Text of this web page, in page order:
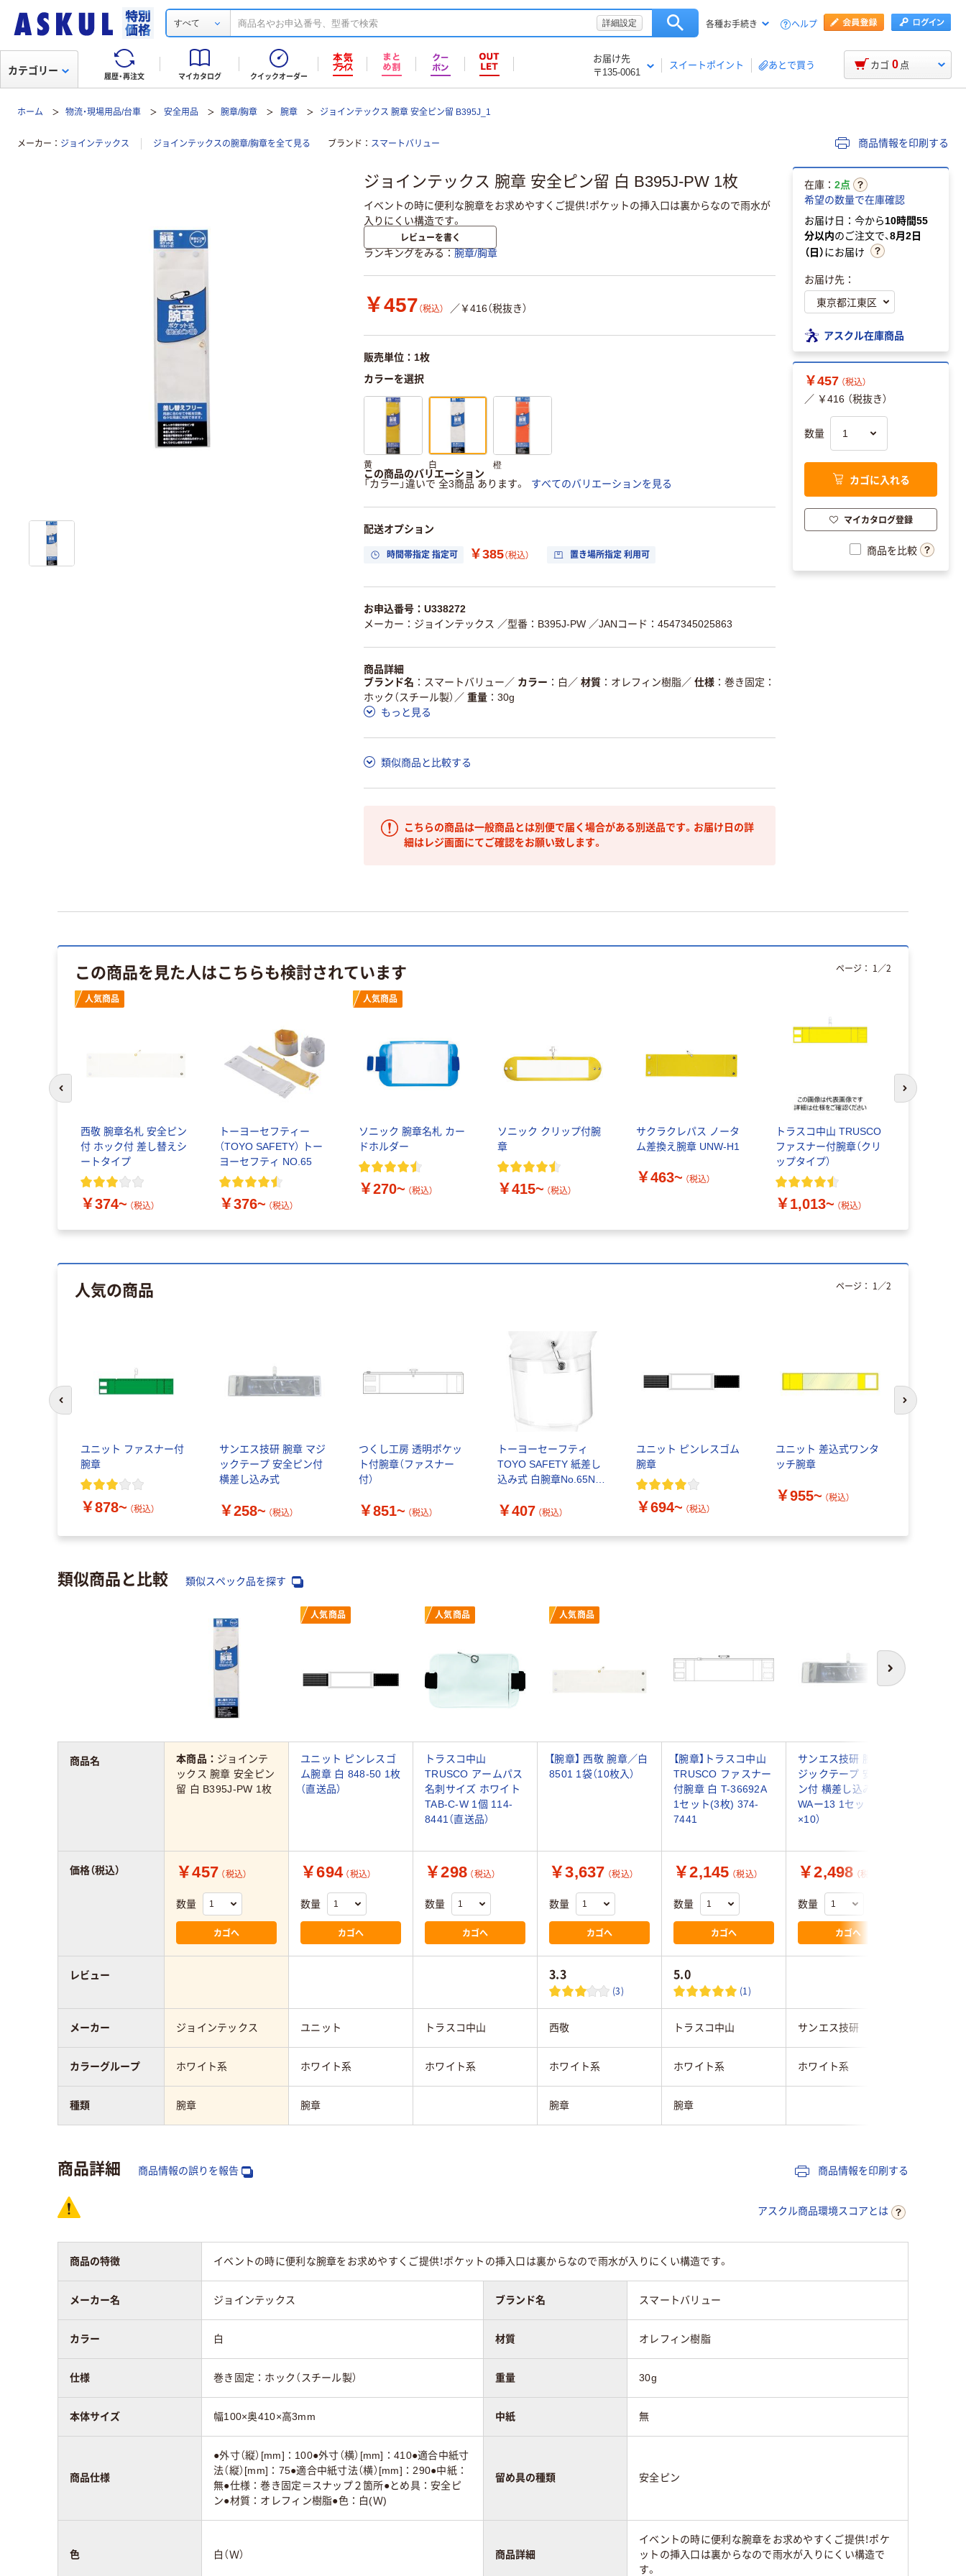
すべて 詳細設定 各種お手続き ヘルプ
履歴・再注文 マイカタログ クイックオーダー
お届け先
〒135-0061
スイートポイント あとで買う
カテゴリー カゴ 0 点
ホーム 物流・現場用品/台車 安全用品 腕章/胸章 腕章 ジョインテックス 腕章 安全ピン留 B395J_1
メーカー ジョインテックス ジョインテックスの腕章/胸章を全て見る ブランド スマートバリュー 商品情報を印刷する
ジョインテックス 腕章 安全ピン留 白 B395J-PW 1枚
イベントの時に便利な腕章をお求めやすくご提供！ポケットの挿入口は裏からなので雨水が
入りにくい構造です。
レビューを書く
ランキングをみる 腕章/胸章
￥457 （税込） ／￥416（税抜き）
販売単位：1枚
カラーを選択
黄 白 橙
この商品のバリエーション
「カラー」違いで 全3商品 あります。
すべてのバリエーションを見る
配送オプション
時間帯指定 指定可 ￥385（税込） 置き場所指定 利用可
お申込番号：U338272
メーカー：ジョインテックス ／型番：B395J-PW ／JANコード：4547345025863
商品詳細
ブランド名
スマートバリュー ／ カラー 白 ／ 材質 オレフィン樹脂／ 仕様
巻き固定：
ホック（スチール製） ／ 重量
30g
もっと見る
類似商品と比較する
こちらの商品は一般商品とは別便で届く場合がある別送品です。お届け日の詳
細はレジ画面にてご確認をお願い致します。
在庫： 2点
希望の数量で在庫確認
お届け日：今から10時間55
分以内のご注文で、8月2日
（日）にお届け
お届け先：
アスクル在庫商品
￥457 （税込）
／ ￥416 （税抜き）
数量
カゴに入れる
マイカタログ登録
商品を比較
この商品を見た人はこちらも検討されています
人気商品
西敬 腕章名札 安全ピン
付 ホック付 差し替えシ
ートタイプ
￥374~ （税込）
トーヨーセフティー
（TOYO SAFETY） トー
ヨーセフティ NO.65
￥376~ （税込）
人気商品
ソニック 腕章名札 カー
ドホルダー
￥270~ （税込）
ソニック クリップ付腕
章
￥415~ （税込）
サクラクレパス ノータ
ム差換え腕章 UNW-H1
￥463~ （税込）
トラスコ中山 TRUSCO
ファスナー付腕章（クリ
ップタイプ）
￥1,013~ （税込）
ページ： 1 ／2
前のスライドへ 次のスライド
人気の商品
ユニット ファスナー付
腕章
￥878~ （税込）
サンエス技研 腕章 マジ
ックテープ 安全ピン付
横差し込み式
￥258~ （税込）
つくし工房 透明ポケッ
ト付腕章（ファスナー
付）
￥851~ （税込）
トーヨーセーフティ
TOYO SAFETY 紙差し
込み式 白腕章No.65N
￥407 （税込）
ユニット ピンレスゴム
腕章
￥694~ （税込）
ユニット 差込式ワンタ
ッチ腕章
￥955~ （税込）
ページ： 1 ／2
次のスライド
類似商品と比較 類似スペック品を探す
次へ
人気商品 人気商品 人気商品
本商品： ジョインテ
ックス 腕章 安全ピン
留 白 B395J-PW 1枚
ユニット ピンレスゴ
ム腕章 白 848-50 1枚
（直送品）
トラスコ中山
TRUSCO アームパス
名刺サイズ ホワイト
TAB-C-W 1個 114-
8441（直送品）
【腕章】 西敬 腕章／白
8501 1袋（10枚入）
【腕章】トラスコ中山
TRUSCO ファスナー
付腕章 白 T-36692A
1セット(3枚) 374-
7441
サンエス技研 腕章 マ
ジックテープ 安全ピ
ン付 横差し込み式 白
WAー13 1セット（1枚
×10）
￥457 （税込）
数量
カゴへ
￥694 （税込）
数量
カゴへ
￥298 （税込）
数量
カゴへ
￥3,637 （税込）
数量
カゴへ
￥2,145 （税込）
数量
カゴへ
￥2,498 （税込）
数量
カゴへ
3.3
(3)
5.0
(1)
ジョインテックス ユニット トラスコ中山 西敬 トラスコ中山 サンエス技研
ホワイト系 ホワイト系 ホワイト系 ホワイト系 ホワイト系 ホワイト系
腕章 腕章 腕章 腕章
商品名
価格（税込）
レビュー
メーカー
カラーグループ
種類
商品詳細 商品情報の誤りを報告 商品情報を印刷する
アスクル商品環境スコアとは
商品の特徴 イベントの時に便利な腕章をお求めやすくご提供！ポケットの挿入口は裏からなので雨水が入りにくい構造です。
メーカー名 ジョインテックス ブランド名 スマートバリュー
カラー 白 材質 オレフィン樹脂
仕様 巻き固定：ホック（スチール製） 重量 30g
本体サイズ 幅100×奥410×高3mm 中紙 無
商品仕様
●外寸（縦）[mm]：100●外寸（横）[mm]：410●適合中紙寸
法（縦）[mm]：75●適合中紙寸法（横）[mm]：290●中紙：
無●仕様：巻き固定＝スナップ２箇所●とめ具：安全ピ
ン●材質：オレフィン樹脂●色：白(Ｗ)
留め具の種類 安全ピン
色 白（Ｗ） 商品詳細
イベントの時に便利な腕章をお求めやすくご提供！ポケ
ットの挿入口は裏からなので雨水が入りにくい構造で
す。